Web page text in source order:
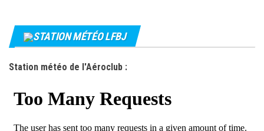
STATION MÉTÉO LFBJ
Station météo de l'Aéroclub :